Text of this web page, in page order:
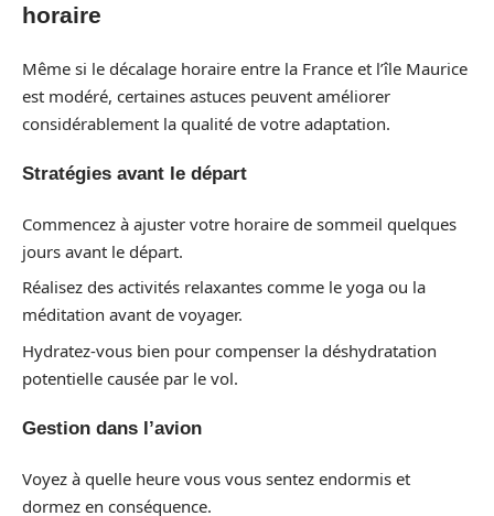
horaire
Même si le décalage horaire entre la France et l’île Maurice
est modéré, certaines astuces peuvent améliorer
considérablement la qualité de votre adaptation.
Stratégies avant le départ
Commencez à ajuster votre horaire de sommeil quelques
jours avant le départ.
Réalisez des activités relaxantes comme le yoga ou la
méditation avant de voyager.
Hydratez-vous bien pour compenser la déshydratation
potentielle causée par le vol.
Gestion dans l’avion
Voyez à quelle heure vous vous sentez endormis et
dormez en conséquence.